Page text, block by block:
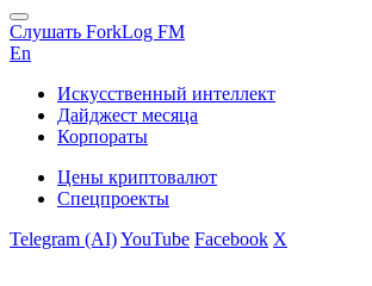
Слушать ForkLog FM
En
Искусственный интеллект
Дайджест месяца
Корпораты
Цены криптовалют
Спецпроекты
Telegram (AI)YouTube Facebook X